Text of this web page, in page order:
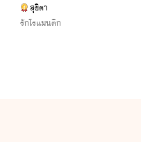
สุขิตา
รักโรแมนติก